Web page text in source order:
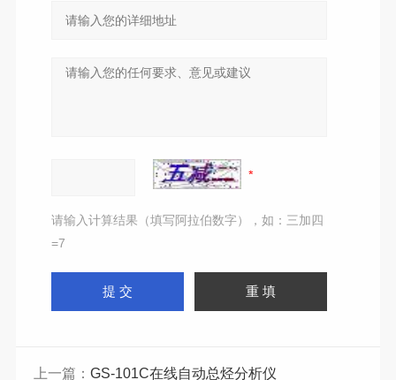
请输入计算结果（填写阿拉伯数字），如：三加四
=7
上一篇： GS-101C在线自动总烃分析仪